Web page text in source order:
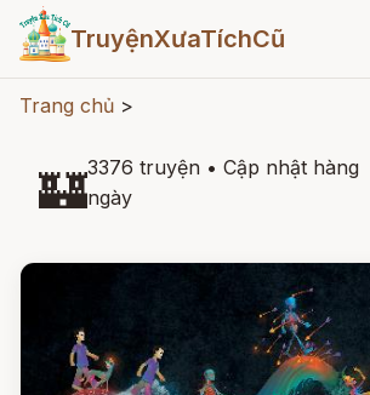
TruyệnXưaTíchCũ
Trang chủ >
🏰3376 truyện • Cập nhật hàng
ngày